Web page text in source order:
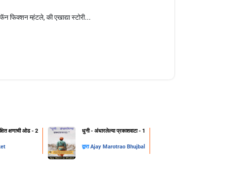
फिक्शन म्हंटले, की एखाद्या स्टोरी...
क्षणाची ओढ - 2 धुनी - अंधारलेल्या प्रकाशवाटा - 1
द्वाराAjay Marotrao Bhujbal